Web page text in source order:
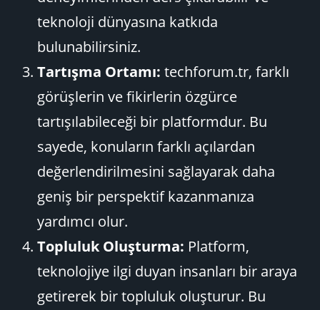
teknoloji dünyasına katkıda
bulunabilirsiniz.
Tartışma Ortamı: techforum.tr, farklı
görüşlerin ve fikirlerin özgürce
tartışılabileceği bir platformdur. Bu
sayede, konuların farklı açılardan
değerlendirilmesini sağlayarak daha
geniş bir perspektif kazanmanıza
yardımcı olur.
Topluluk Oluşturma: Platform,
teknolojiye ilgi duyan insanları bir araya
getirerek bir topluluk oluşturur. Bu